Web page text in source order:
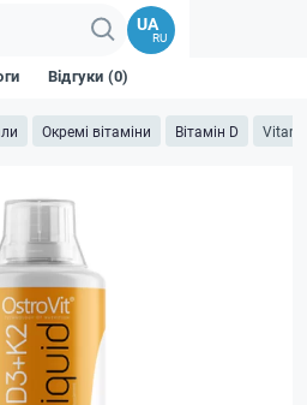
UA
RU
Окремі вітаміни Вітамін D
Відгуки (0)